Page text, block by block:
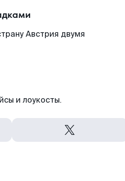
Австрия двумя
и лоукосты.